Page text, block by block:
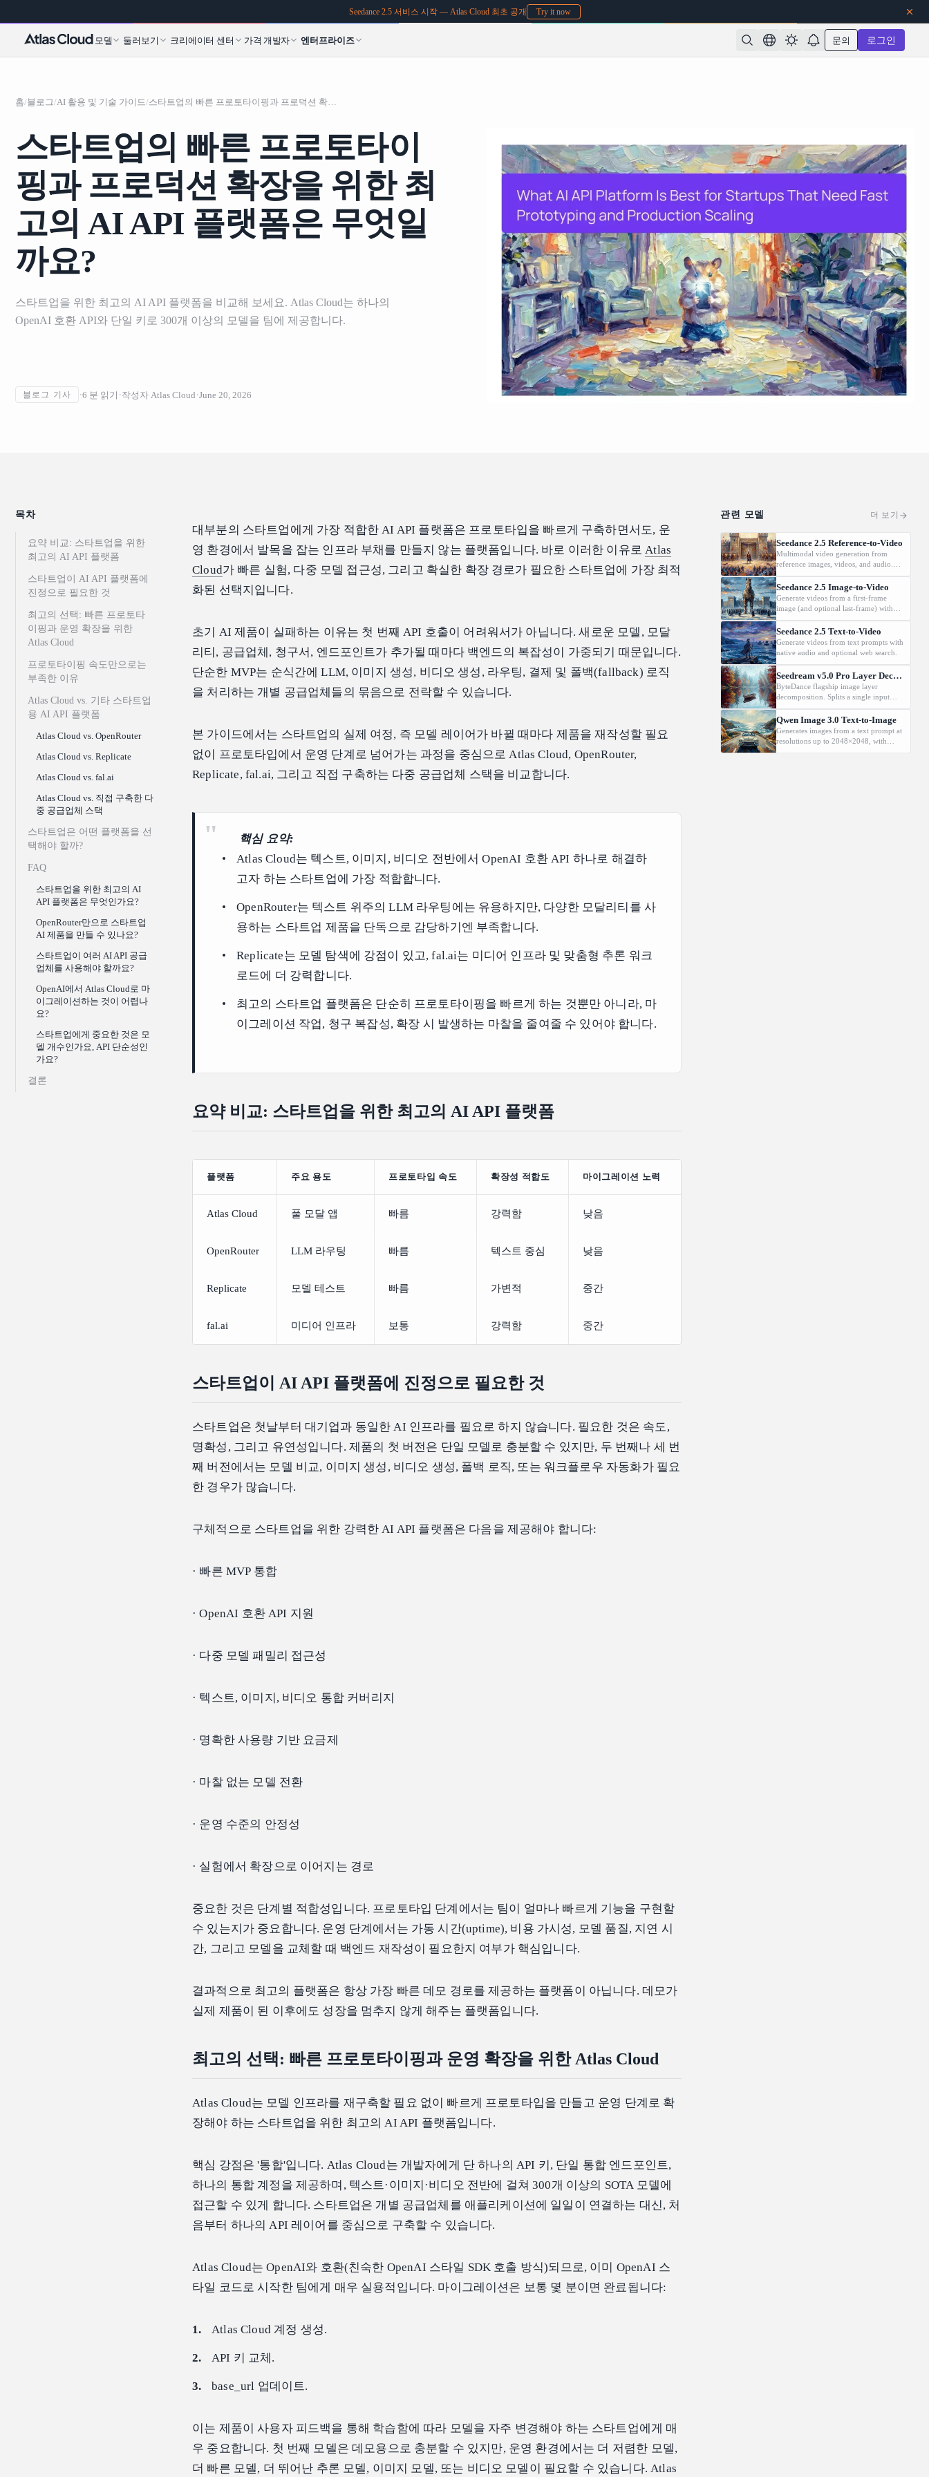
Seedance 2.5 서비스 시작 — Atlas Cloud 최초 공개 Try it now
모델 둘러보기 크리에이터 센터 가격 개발자 엔터프라이즈 문의 로그인
홈/블로그/AI 활용 및 기술 가이드/ 스타트업의 빠른 프로토타이핑과 프로덕션 확장을 위한 최고의 AI API 플랫폼은 무엇일까요?
스타트업의 빠른 프로토타이
핑과 프로덕션 확장을 위한 최
고의 AI API 플랫폼은 무엇일
까요?
스타트업을 위한 최고의 AI API 플랫폼을 비교해 보세요. Atlas Cloud는 하나의
OpenAI 호환 API와 단일 키로 300개 이상의 모델을 팀에 제공합니다.
블로그 기사 6 분 읽기 작성자 Atlas Cloud June 20, 2026
목차
요약 비교: 스타트업을 위한
최고의 AI API 플랫폼
스타트업이 AI API 플랫폼에
진정으로 필요한 것
최고의 선택: 빠른 프로토타
이핑과 운영 확장을 위한
Atlas Cloud
프로토타이핑 속도만으로는
부족한 이유
Atlas Cloud vs. 기타 스타트업
용 AI API 플랫폼
Atlas Cloud vs. OpenRouter
Atlas Cloud vs. Replicate
Atlas Cloud vs. fal.ai
Atlas Cloud vs. 직접 구축한 다
중 공급업체 스택
스타트업은 어떤 플랫폼을 선
택해야 할까?
FAQ
스타트업을 위한 최고의 AI
API 플랫폼은 무엇인가요?
OpenRouter만으로 스타트업
AI 제품을 만들 수 있나요?
스타트업이 여러 AI API 공급
업체를 사용해야 할까요?
OpenAI에서 Atlas Cloud로 마
이그레이션하는 것이 어렵나
요?
스타트업에게 중요한 것은 모
델 개수인가요, API 단순성인
가요?
결론
대부분의 스타트업에게 가장 적합한 AI API 플랫폼은 프로토타입을 빠르게 구축하면서도, 운
영 환경에서 발목을 잡는 인프라 부채를 만들지 않는 플랫폼입니다. 바로 이러한 이유로Atlas
Cloud가 빠른 실험, 다중 모델 접근성, 그리고 확실한 확장 경로가 필요한 스타트업에 가장 최적
화된 선택지입니다.
초기 AI 제품이 실패하는 이유는 첫 번째 API 호출이 어려워서가 아닙니다. 새로운 모델, 모달
리티, 공급업체, 청구서, 엔드포인트가 추가될 때마다 백엔드의 복잡성이 가중되기 때문입니다.
단순한 MVP는 순식간에 LLM, 이미지 생성, 비디오 생성, 라우팅, 결제 및 폴백(fallback) 로직
을 처리하는 개별 공급업체들의 묶음으로 전락할 수 있습니다.
본 가이드에서는 스타트업의 실제 여정, 즉 모델 레이어가 바뀔 때마다 제품을 재작성할 필요
없이 프로토타입에서 운영 단계로 넘어가는 과정을 중심으로 Atlas Cloud, OpenRouter,
Replicate, fal.ai, 그리고 직접 구축하는 다중 공급업체 스택을 비교합니다.
핵심 요약:
Atlas Cloud는 텍스트, 이미지, 비디오 전반에서 OpenAI 호환 API 하나로 해결하
고자 하는 스타트업에 가장 적합합니다.
OpenRouter는 텍스트 위주의 LLM 라우팅에는 유용하지만, 다양한 모달리티를 사
용하는 스타트업 제품을 단독으로 감당하기엔 부족합니다.
Replicate는 모델 탐색에 강점이 있고, fal.ai는 미디어 인프라 및 맞춤형 추론 워크
로드에 더 강력합니다.
최고의 스타트업 플랫폼은 단순히 프로토타이핑을 빠르게 하는 것뿐만 아니라, 마
이그레이션 작업, 청구 복잡성, 확장 시 발생하는 마찰을 줄여줄 수 있어야 합니다.
요약 비교: 스타트업을 위한 최고의 AI API 플랫폼
플랫폼 주요 용도 프로토타입 속도 확장성 적합도 마이그레이션 노력
Atlas Cloud 풀 모달 앱 빠름 강력함 낮음
OpenRouter LLM 라우팅 빠름 텍스트 중심 낮음
Replicate 모델 테스트 빠름 가변적 중간
fal.ai 미디어 인프라 보통 강력함 중간
스타트업이 AI API 플랫폼에 진정으로 필요한 것
스타트업은 첫날부터 대기업과 동일한 AI 인프라를 필요로 하지 않습니다. 필요한 것은 속도,
명확성, 그리고 유연성입니다. 제품의 첫 버전은 단일 모델로 충분할 수 있지만, 두 번째나 세 번
째 버전에서는 모델 비교, 이미지 생성, 비디오 생성, 폴백 로직, 또는 워크플로우 자동화가 필요
한 경우가 많습니다.
구체적으로 스타트업을 위한 강력한 AI API 플랫폼은 다음을 제공해야 합니다:
· 빠른 MVP 통합
· OpenAI 호환 API 지원
· 다중 모델 패밀리 접근성
· 텍스트, 이미지, 비디오 통합 커버리지
· 명확한 사용량 기반 요금제
· 마찰 없는 모델 전환
· 운영 수준의 안정성
· 실험에서 확장으로 이어지는 경로
중요한 것은 단계별 적합성입니다. 프로토타입 단계에서는 팀이 얼마나 빠르게 기능을 구현할
수 있는지가 중요합니다. 운영 단계에서는 가동 시간(uptime), 비용 가시성, 모델 품질, 지연 시
간, 그리고 모델을 교체할 때 백엔드 재작성이 필요한지 여부가 핵심입니다.
결과적으로 최고의 플랫폼은 항상 가장 빠른 데모 경로를 제공하는 플랫폼이 아닙니다. 데모가
실제 제품이 된 이후에도 성장을 멈추지 않게 해주는 플랫폼입니다.
최고의 선택: 빠른 프로토타이핑과 운영 확장을 위한 Atlas Cloud
Atlas Cloud는 모델 인프라를 재구축할 필요 없이 빠르게 프로토타입을 만들고 운영 단계로 확
장해야 하는 스타트업을 위한 최고의 AI API 플랫폼입니다.
핵심 강점은 '통합'입니다. Atlas Cloud는 개발자에게 단 하나의 API 키, 단일 통합 엔드포인트,
하나의 통합 계정을 제공하며, 텍스트·이미지·비디오 전반에 걸쳐 300개 이상의 SOTA 모델에
접근할 수 있게 합니다. 스타트업은 개별 공급업체를 애플리케이션에 일일이 연결하는 대신, 처
음부터 하나의 API 레이어를 중심으로 구축할 수 있습니다.
Atlas Cloud는 OpenAI와 호환(친숙한 OpenAI 스타일 SDK 호출 방식)되므로, 이미 OpenAI 스
타일 코드로 시작한 팀에게 매우 실용적입니다. 마이그레이션은 보통 몇 분이면 완료됩니다:
Atlas Cloud 계정 생성.
API 키 교체.
base_url 업데이트.
이는 제품이 사용자 피드백을 통해 학습함에 따라 모델을 자주 변경해야 하는 스타트업에게 매
우 중요합니다. 첫 번째 모델은 데모용으로 충분할 수 있지만, 운영 환경에서는 더 저렴한 모델,
더 빠른 모델, 더 뛰어난 추론 모델, 이미지 모델, 또는 비디오 모델이 필요할 수 있습니다. Atlas
관련 모델 더 보기
Seedance 2.5 Reference-to-Video
Multimodal video generation from
reference images, videos, and audio.
Supports video editing and extension.
Seedance 2.5 Image-to-Video
Generate videos from a first-frame
image (and optional last-frame) with
native audio.
Seedance 2.5 Text-to-Video
Generate videos from text prompts with
native audio and optional web search.
Seedream v5.0 Pro Layer Decomposition
ByteDance flagship image layer
decomposition. Splits a single input
image into an editable stack: one base
image plus up to 16 transparent PNG
layers, each returned with stacking
order (z_index), bounding box
Qwen Image 3.0 Text-to-Image
Generates images from a text prompt at
resolutions up to 2048×2048, with
automatic prompt rewriting and